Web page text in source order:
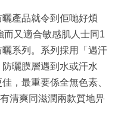
又適合敏感肌人士同1
系列。系列採用「遇汗
曬膜層遇到水或汗水
，最重要係全無色素、
清爽同滋潤兩款質地畀